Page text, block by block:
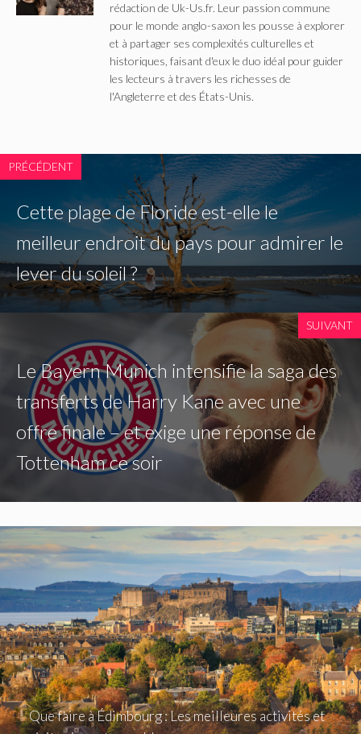
rédaction de Uk-Us.fr. Leur passion commune
pour le monde anglo-saxon les pousse à explorer
et à partager ses complexités culturelles et
historiques, faisant d'eux le duo idéal pour guider
les lecteurs à travers les richesses de
l'Angleterre et des États-Unis.
PRÉCÉDENT
Cette plage de Floride est-elle le
meilleur endroit du pays pour admirer le
lever du soleil ?
SUIVANT
Le Bayern Munich intensifie la saga des
transferts de Harry Kane avec une
offre finale – et exige une réponse de
Tottenham ce soir
Que faire à Édimbourg : Les meilleures activités et